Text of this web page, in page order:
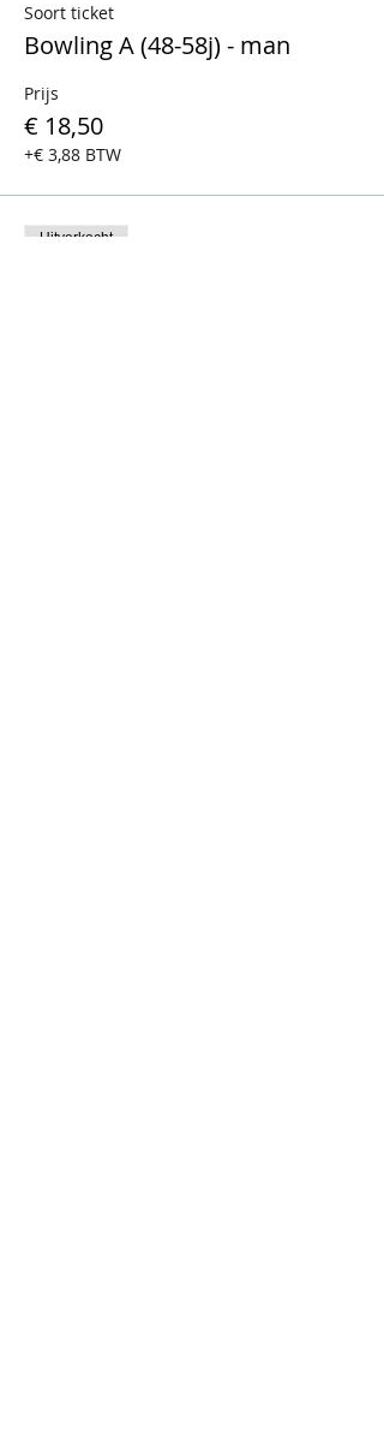
Soort ticket
Bowling A (48-58j) - man
Prijs
€ 18,50
+€ 3,88 BTW
Uitverkocht